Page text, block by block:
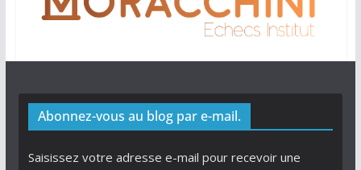
Abonnez-vous au blog par e-mail.
Saisissez votre adresse e-mail pour recevoir une